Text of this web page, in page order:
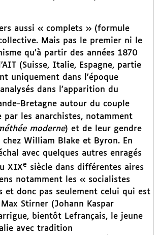
aussi « complets » (formule
Mais pas le premier ni le
qu’à partir des années 1870
(Suisse, Italie, Espagne, partie
uniquement dans l’époque
dans l’apparition du
Bretagne autour du couple
les anarchistes, notamment
moderne) et de leur gendre
William Blake et Byron. En
avec quelques autres enragés
XIXe siècle dans différentes aires
notamment les « socialistes
et donc pas seulement celui qui est
Stirner (Johann Kaspar
bientôt Lefrançais, le jeune
avec tradition